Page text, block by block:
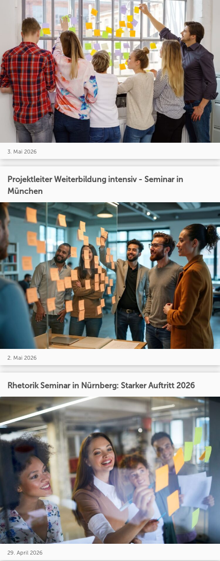
3. Mai 2026
Projektleiter Weiterbildung intensiv - Seminar in
München
2. Mai 2026
Rhetorik Seminar in Nürnberg: Starker Auftritt 2026
29. April 2026